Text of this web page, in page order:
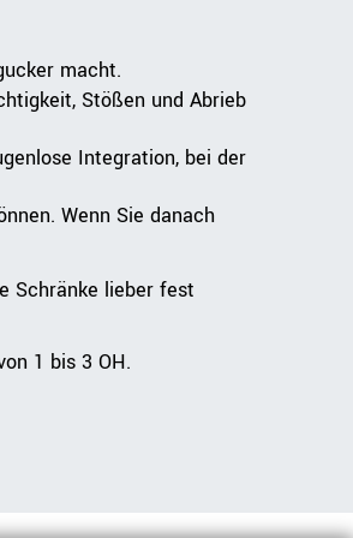
macht.
Stößen und Abrieb
Integration, bei der
Wenn Sie danach
Schränke lieber fest
1 bis 3 OH.